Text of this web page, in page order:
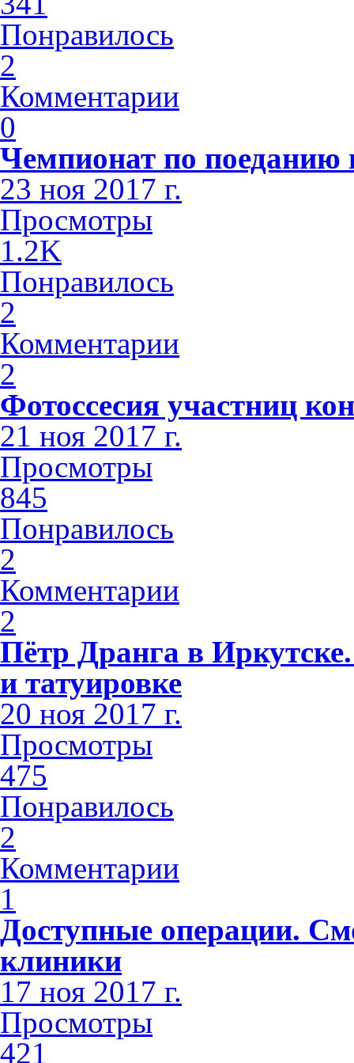
Понравилось
2
Комментарии
0
Чемпионат по поеданию
23 ноя 2017 г.
Просмотры
1.2K
Понравилось
2
Комментарии
2
Фотоссесия участниц
21 ноя 2017 г.
Просмотры
845
Понравилось
2
Комментарии
2
Пётр Дранга в
и татуировке
20 ноя 2017 г.
Просмотры
475
Понравилось
2
Комментарии
1
Доступные операции.
клиники
17 ноя 2017 г.
Просмотры
421